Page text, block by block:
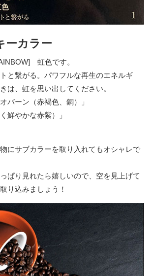
ーカラー
虹色です。
と繋がる。パワフルな再生のエネルギ
は、虹を思い出してください。
ーン（赤褐色、銅）」
鮮やかな赤紫）」
にサブカラーを取り入れてもオシャレで
ぱり見れたら嬉しいので、空を見上げて
り込みましょう！